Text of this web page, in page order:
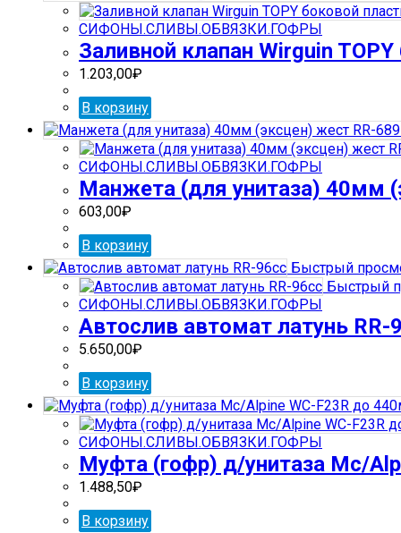
СИФОНЫ.СЛИВЫ.ОБВЯЗКИ.ГОФРЫ
Заливной клапан Wirguin
1.203,00₽
В корзину
СИФОНЫ.СЛИВЫ.ОБВЯЗКИ.ГОФРЫ
Манжета (для унитаза) 40мм
603,00₽
В корзину
Быстрый
Быстрый
СИФОНЫ.СЛИВЫ.ОБВЯЗКИ.ГОФРЫ
Автослив автомат латунь RR-
5.650,00₽
В корзину
СИФОНЫ.СЛИВЫ.ОБВЯЗКИ.ГОФРЫ
Муфта (гофр) д/унитаза Mc/
1.488,50₽
В корзину